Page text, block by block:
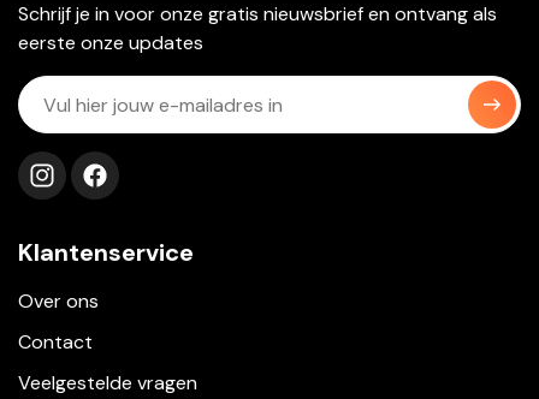
Schrijf je in voor onze gratis nieuwsbrief en ontvang als
eerste onze updates
Volg ons op instagram
Volg ons op facebook
Klantenservice
Over ons
Contact
Veelgestelde vragen